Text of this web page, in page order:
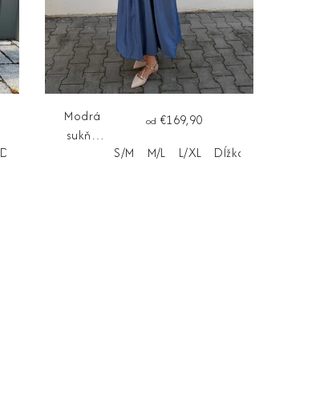
Dĺžka na mieru
Modrá
sukňa
od €169,90
S/M
M/L L/XL Dĺžka na mieru